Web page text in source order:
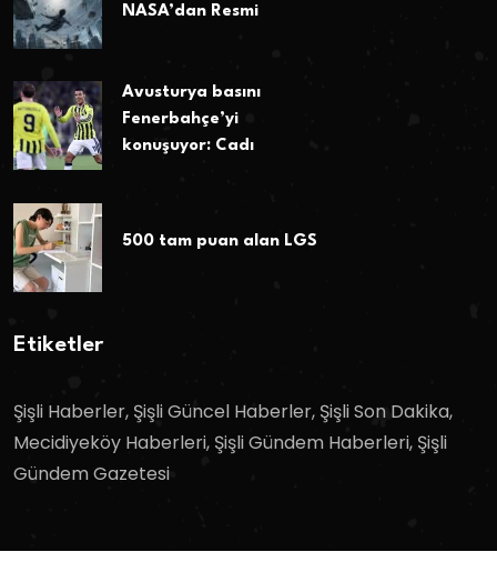
NASA’dan Resmi
Avusturya basını
Fenerbahçe’yi
konuşuyor: Cadı
500 tam puan alan LGS
Etiketler
Şişli Haberler, Şişli Güncel Haberler, Şişli Son Dakika,
Mecidiyeköy Haberleri, Şişli Gündem Haberleri, Şişli
Gündem Gazetesi